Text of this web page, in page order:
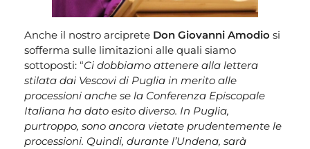
Anche il nostro arciprete Don Giovanni Amodio si
sofferma sulle limitazioni alle quali siamo
sottoposti: “Ci dobbiamo attenere alla lettera
stilata dai Vescovi di Puglia in merito alle
processioni anche se la Conferenza Episcopale
Italiana ha dato esito diverso. In Puglia,
purtroppo, sono ancora vietate prudentemente le
processioni. Quindi, durante l’Undena, sarà